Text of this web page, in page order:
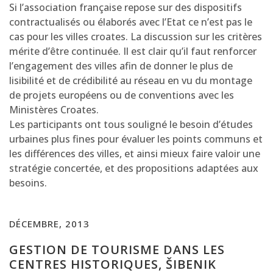
Si l’association française repose sur des dispositifs
contractualisés ou élaborés avec l’Etat ce n’est pas le
cas pour les villes croates. La discussion sur les critères
mérite d’être continuée. Il est clair qu’il faut renforcer
l’engagement des villes afin de donner le plus de
lisibilité et de crédibilité au réseau en vu du montage
de projets européens ou de conventions avec les
Ministères Croates.
Les participants ont tous souligné le besoin d’études
urbaines plus fines pour évaluer les points communs et
les différences des villes, et ainsi mieux faire valoir une
stratégie concertée, et des propositions adaptées aux
besoins.
DÉCEMBRE, 2013
GESTION DE TOURISME DANS LES
CENTRES HISTORIQUES, ŠIBENIK